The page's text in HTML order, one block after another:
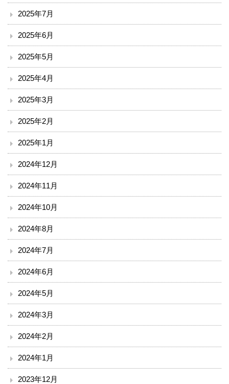
放射線科
栄養課
臨床工学技術課
訪問看護ステーション
医療安全推進室
外来のご案内
入院のご案内
小児科を受診される方へ
外来診療表
内科
循環器内科
呼吸器内科
2025年7月
2025年6月
2025年5月
2025年4月
2025年3月
2025年2月
2025年1月
2024年12月
2024年11月
2024年10月
2024年8月
2024年7月
2024年6月
2024年5月
2024年3月
2024年2月
2024年1月
2023年12月